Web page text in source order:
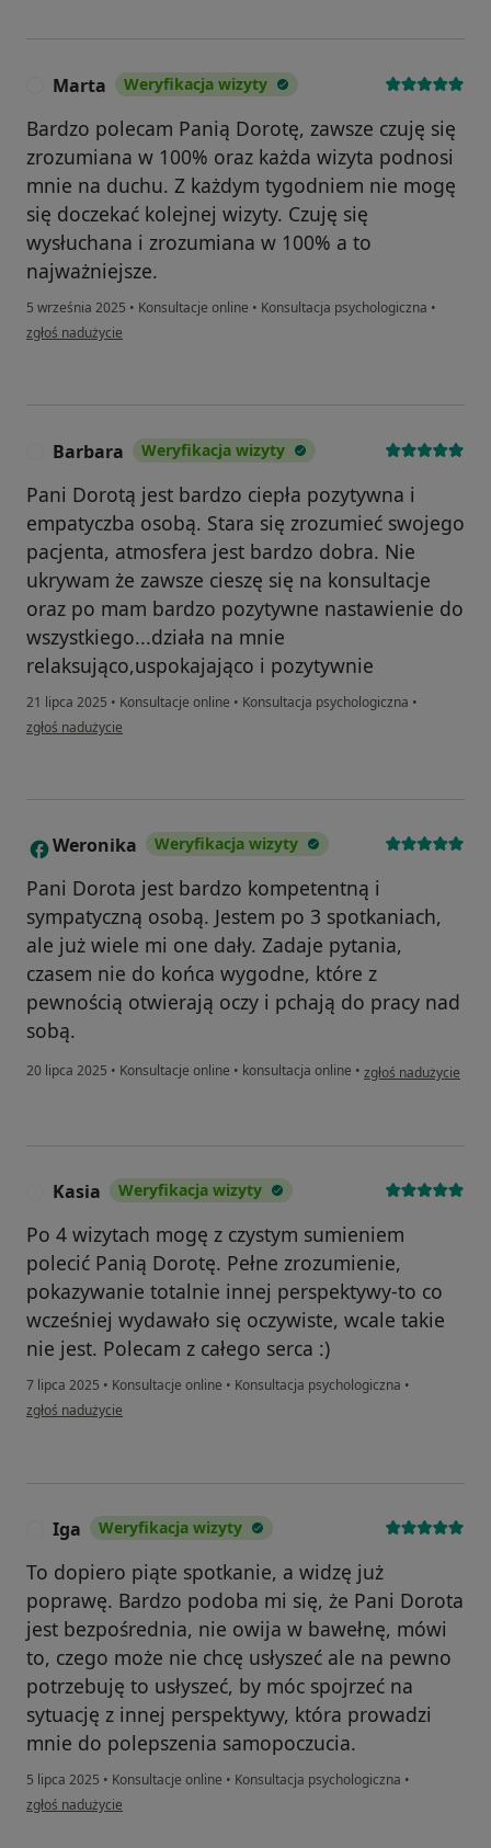
Marta Weryfikacja wizyty
Bardzo polecam Panią Dorotę, zawsze czuję się
zrozumiana w 100% oraz każda wizyta podnosi
mnie na duchu. Z każdym tygodniem nie mogę
się doczekać kolejnej wizyty. Czuję się
wysłuchana i zrozumiana w 100% a to
najważniejsze.
5 września 2025 • Konsultacje online • Konsultacja psychologiczna •
w opinii użytkownika Marta
zgłoś nadużycie
Barbara Weryfikacja wizyty
Pani Dorotą jest bardzo ciepła pozytywna i
empatyczba osobą. Stara się zrozumieć swojego
pacjenta, atmosfera jest bardzo dobra. Nie
ukrywam że zawsze cieszę się na konsultacje
oraz po mam bardzo pozytywne nastawienie do
wszystkiego...działa na mnie
relaksująco,uspokajająco i pozytywnie
21 lipca 2025 • Konsultacje online • Konsultacja psychologiczna •
w opinii użytkownika Barbara
zgłoś nadużycie
W Weronika Weryfikacja wizyty
Pani Dorota jest bardzo kompetentną i
sympatyczną osobą. Jestem po 3 spotkaniach,
ale już wiele mi one dały. Zadaje pytania,
czasem nie do końca wygodne, które z
pewnością otwierają oczy i pchają do pracy nad
sobą.
20 lipca 2025 • Konsultacje online • konsultacja online • w opinii
zgłoś nadużycie
Kasia Weryfikacja wizyty
Po 4 wizytach mogę z czystym sumieniem
polecić Panią Dorotę. Pełne zrozumienie,
pokazywanie totalnie innej perspektywy-to co
wcześniej wydawało się oczywiste, wcale takie
nie jest. Polecam z całego serca :)
7 lipca 2025 • Konsultacje online • Konsultacja psychologiczna •
w opinii użytkownika Kasia
zgłoś nadużycie
Iga Weryfikacja wizyty
To dopiero piąte spotkanie, a widzę już
poprawę. Bardzo podoba mi się, że Pani Dorota
jest bezpośrednia, nie owija w bawełnę, mówi
to, czego może nie chcę usłyszeć ale na pewno
potrzebuję to usłyszeć, by móc spojrzeć na
sytuację z innej perspektywy, która prowadzi
mnie do polepszenia samopoczucia.
5 lipca 2025 • Konsultacje online • Konsultacja psychologiczna •
w opinii użytkownika Iga
zgłoś nadużycie